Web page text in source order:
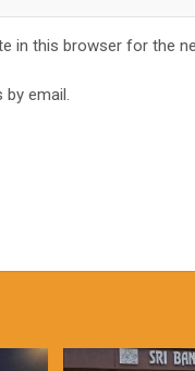
in this browser for the
email.